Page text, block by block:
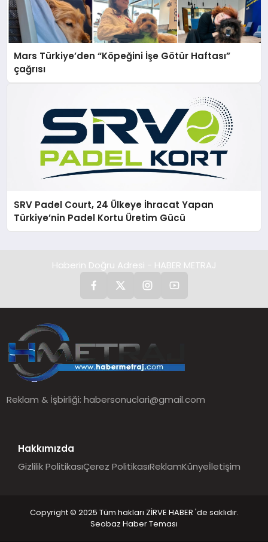
Mars Türkiye’den “Köpeğini İşe Götür Haftası”
çağrısı
SRV Padel Court, 24 Ülkeye İhracat Yapan
Türkiye’nin Padel Kortu Üretim Gücü
Haberin Doğru Adresi - HABER METRAJ
Reklam & İşbirliği:habersonuclari@gmail.com
Hakkımızda
Gizlilik PolitikasıÇerez PolitikasıReklamKünyeİletişim
Copyright © 2025 Tüm hakları ZİRVE HABER 'de saklıdır.
Seobaz Haber Teması